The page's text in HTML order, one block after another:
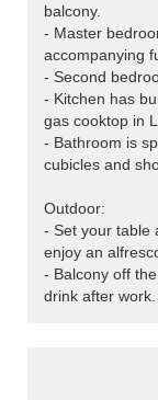
balcony.
- Master
accompanying
- Second
- Kitchen has
gas cooktop in
- Bathroom is
cubicles and
Outdoor:
- Set your table
enjoy an
- Balcony off
drink after work.